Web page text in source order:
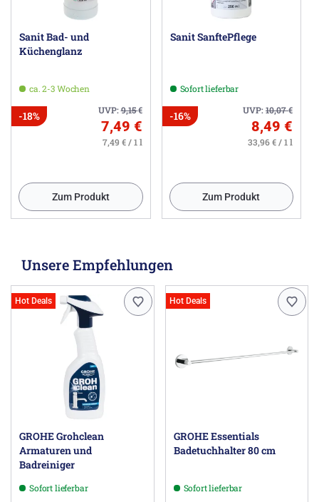
Sanit Bad- und
Küchenglanz
ca. 2-3 Wochen
UVP:9,15€
-18%
7,49 €
7,49 € / 1 l
Zum Produkt
Sanit SanftePflege
Sofort lieferbar
UVP:10,07€
-16%
8,49 €
33,96 € / 1 l
Zum Produkt
Unsere Empfehlungen
Hot Deals
GROHE Grohclean
Armaturen und
Badreiniger
Sofort lieferbar
Hot Deals
GROHE Essentials
Badetuchhalter 80 cm
Sofort lieferbar